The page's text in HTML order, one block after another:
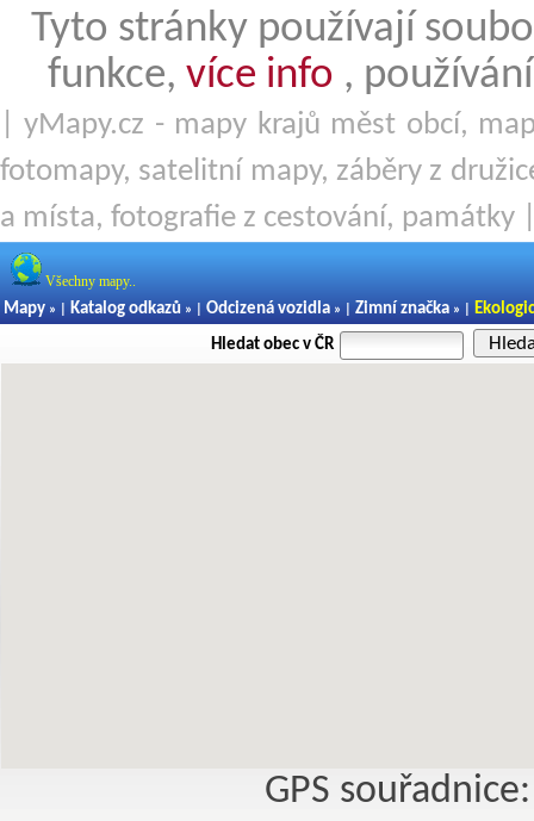
Tyto stránky používají
funkce, více info ,
| yMapy.cz - mapy krajů měst obcí,
fotomapy, satelitní mapy, záběry z
a místa, fotografie z cestování, památky
Všechny mapy..
Mapy » | Katalog odkazů » | Odcizená vozidla » | Zimní značka » |
Hledat obec v ČR
GPS